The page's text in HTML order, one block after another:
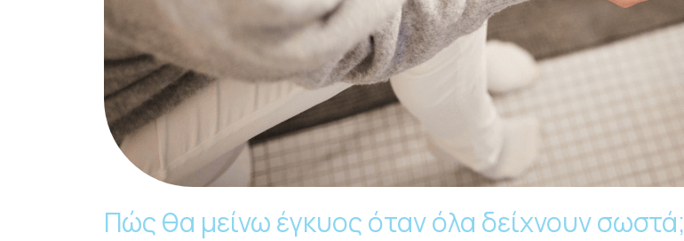
Πώς θα μείνω έγκυος όταν όλα δείχνουν σωστά;